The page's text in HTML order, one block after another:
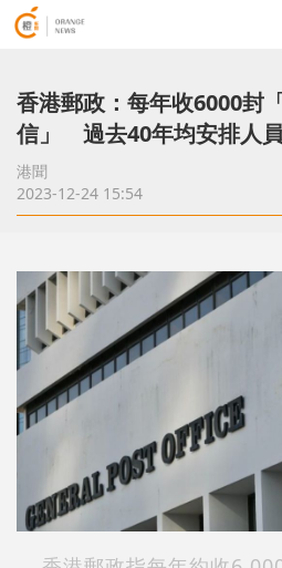
香港郵政：每年收6000封
信」 過去40年均安排人
港聞
2023-12-24 15:54